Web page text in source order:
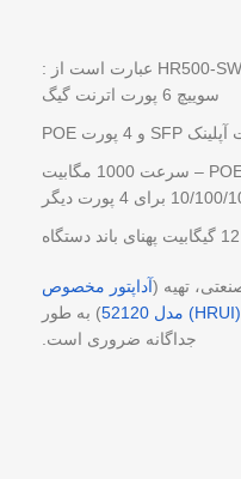
سوییچ 6 پورت اترنت گیگ
2 پورت آپلینک SFP – 4 پورت POE – سرعت 1000 مگابیت
12 گیگابیت پهنای باند دستگاه
تهیه (آداپتور مخصوص
) به طور
جداگانه ضروری است.